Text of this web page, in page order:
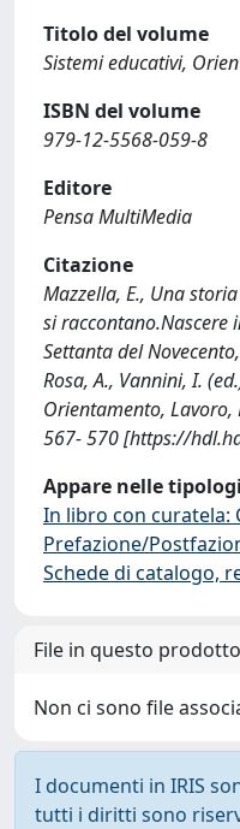
Titolo del volume
Sistemi educativi,
ISBN del volume
979‐12‐5568‐059‐8
Editore
Pensa MultiMedia
Citazione
Mazzella, E., Una
si raccontano.Nascere
Settanta del
Rosa, A., Vannini, I.
Orientamento, Lavoro,
567- 570 [https://
Appare nelle
In libro con curatela:
Prefazione/
Schede di catalogo,
File in questo
Non ci sono file
I documenti in IRIS
tutti i diritti sono